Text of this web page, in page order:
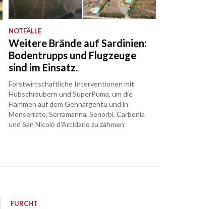
NOTFÄLLE
Weitere Brände auf Sardinien:
Bodentrupps und Flugzeuge
sind im Einsatz.
Forstwirtschaftliche Interventionen mit
Hubschraubern und SuperPuma, um die
Flammen auf dem Gennargentu und in
Monserrato, Serramanna, Senorbì, Carbonia
und San Nicolò d'Arcidano zu zähmen
FURCHT